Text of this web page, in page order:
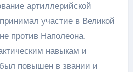
артиллерийской
участие в Великой
против Наполеона.
навыкам и
повышен в звании и